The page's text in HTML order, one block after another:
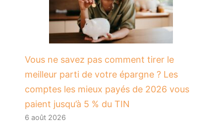
Vous ne savez pas comment tirer le
meilleur parti de votre épargne ? Les
comptes les mieux payés de 2026 vous
paient jusqu’à 5 % du TIN
6 août 2026